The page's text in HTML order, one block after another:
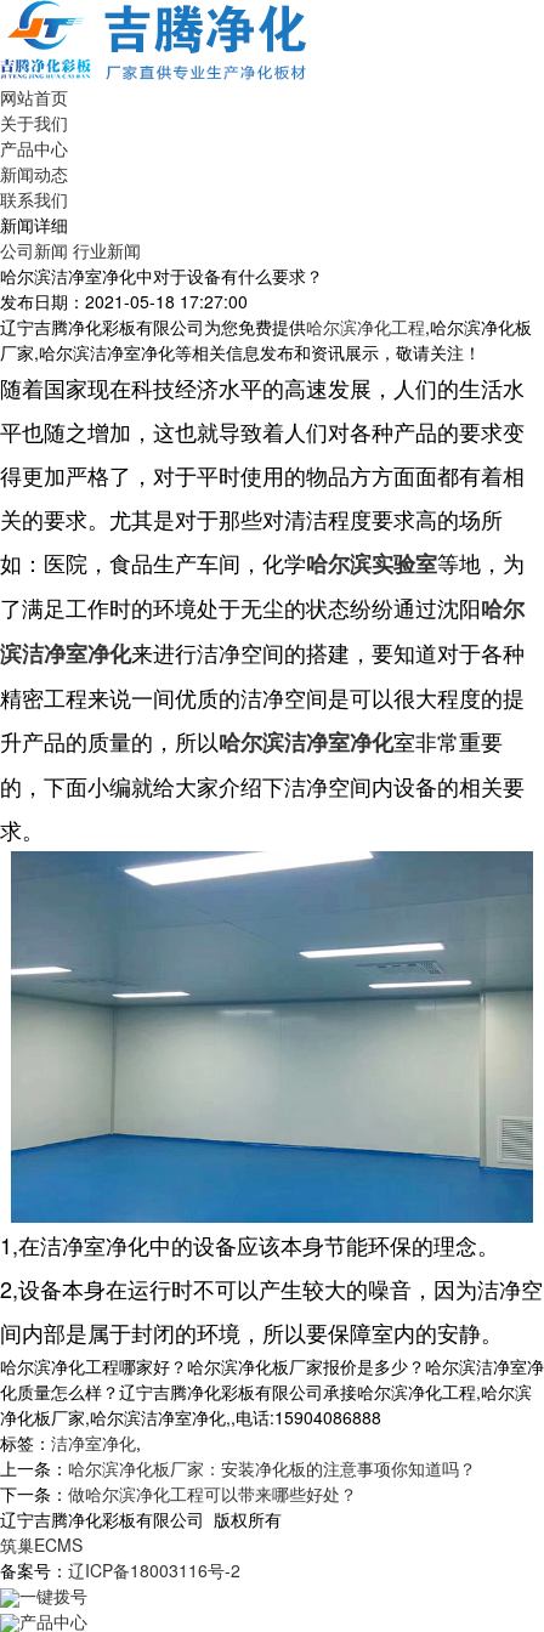
网站首页
关于我们
产品中心
新闻动态
联系我们
新闻详细
公司新闻 行业新闻
哈尔滨洁净室净化中对于设备有什么要求？
发布日期：2021-05-18 17:27:00
辽宁吉腾净化彩板有限公司为您免费提供哈尔滨净化工程,哈尔滨净化板
厂家,哈尔滨洁净室净化等相关信息发布和资讯展示，敬请关注！
随着国家现在科技经济水平的高速发展，人们的生活水
平也随之增加，这也就导致着人们对各种产品的要求变
得更加严格了，对于平时使用的物品方方面面都有着相
关的要求。尤其是对于那些对清洁程度要求高的场所
如：医院，食品生产车间，化学哈尔滨实验室等地，为
了满足工作时的环境处于无尘的状态纷纷通过沈阳哈尔
滨洁净室净化来进行洁净空间的搭建，要知道对于各种
精密工程来说一间优质的洁净空间是可以很大程度的提
升产品的质量的，所以哈尔滨洁净室净化室非常重要
的，下面小编就给大家介绍下洁净空间内设备的相关要
求。
1,在洁净室净化中的设备应该本身节能环保的理念。
2,设备本身在运行时不可以产生较大的噪音，因为洁净空
间内部是属于封闭的环境，所以要保障室内的安静。
哈尔滨净化工程哪家好？哈尔滨净化板厂家报价是多少？哈尔滨洁净室净
化质量怎么样？辽宁吉腾净化彩板有限公司承接哈尔滨净化工程,哈尔滨
净化板厂家,哈尔滨洁净室净化,,电话:15904086888
标签： 洁净室净化,
上一条： 哈尔滨净化板厂家：安装净化板的注意事项你知道吗？
下一条： 做哈尔滨净化工程可以带来哪些好处？
辽宁吉腾净化彩板有限公司 版权所有
筑巢ECMS
备案号： 辽ICP备18003116号-2
一键拨号
产品中心